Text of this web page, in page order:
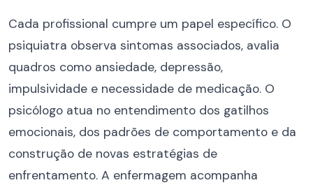
Cada profissional cumpre um papel específico. O
psiquiatra observa sintomas associados, avalia
quadros como ansiedade, depressão,
impulsividade e necessidade de medicação. O
psicólogo atua no entendimento dos gatilhos
emocionais, dos padrões de comportamento e da
construção de novas estratégias de
enfrentamento. A enfermagem acompanha